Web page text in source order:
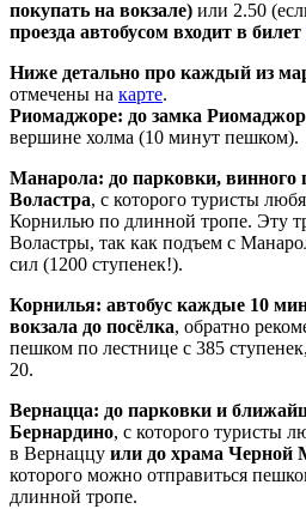
покупать на вокзале) или 2.50
проезда автобусом входит в билет
Ниже детально про каждый из
отмечены на карте.
Риомаджоре: до замка
вершине холма (10 минут пешком).
Манарола: до парковки, винного
Воластра, с которого туристы
Корнилью по длинной тропе. Эту
Воластры, так как подъем с
сил (1200 ступенек!).
Корнилья: автобус каждые 10
вокзала до посёлка, обратно
пешком по лестнице с 385
20.
Вернацца: до парковки и
Бернардино, с которого туристы
в Вернаццу или до храма Черной
которого можно отправиться
длинной тропе.